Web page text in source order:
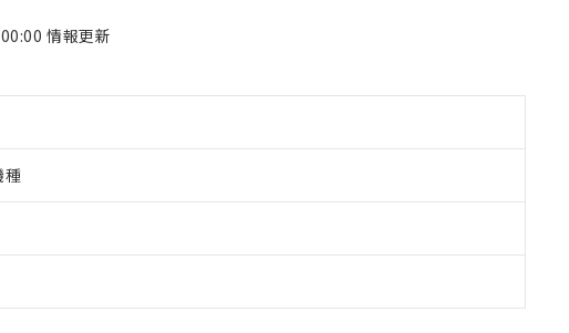
情報更新
種